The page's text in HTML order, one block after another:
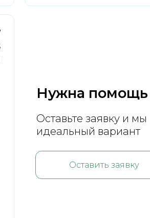
Нужна помощь
Оставьте заявку и
идеальный вариант
Оставить заявку